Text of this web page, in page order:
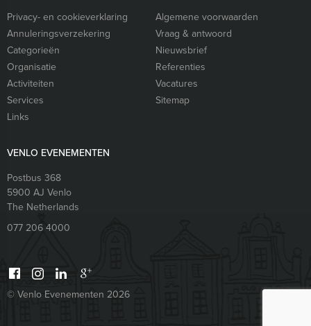
Privacy- en cookieverklaring
Algemene voorwaarden
Annuleringsverzekering
Vraag & antwoord
Categorieën
Nieuwsbrief
Organisatie
Referenties
Activiteiten
Vacatures
Services
Sitemap
Links
VENLO EVENEMENTEN
Postbus 368
5900 AJ Venlo
The Netherlands
077 206 4000
© Venlo Evenementen 2026